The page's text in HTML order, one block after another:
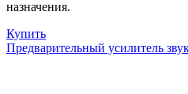
назначения.
Купить
Предварительный усилитель